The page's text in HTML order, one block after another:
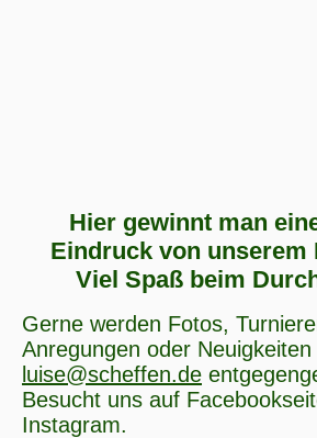
Hier gewinnt man
Eindruck von unserem
Viel Spaß beim
Gerne werden Fotos,
Anregungen oder Neuigkeiten
luise@scheffen.de
Besucht uns auf
Instagram.